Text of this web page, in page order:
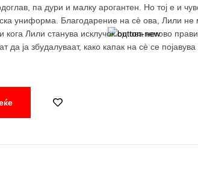
па дури и малку арогантен. Но тој е и
униформа. Благодарение на сè ова, Лили не
кога Лили станува исклучок од ова негово
да ја збудалуваат, како капак на сè се